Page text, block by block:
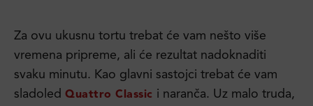
Za ovu ukusnu tortu trebat će vam nešto više
vremena pripreme, ali će rezultat nadoknaditi
svaku minutu. Kao glavni sastojci trebat će vam
sladoled Quattro Classic i naranča. Uz malo truda,